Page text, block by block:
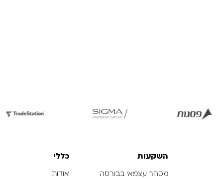
לפתיחת
לפתיחת
לפתיחת
התמונה
השקעות
מסחר עצמאי בבורסה
כללי
אודות